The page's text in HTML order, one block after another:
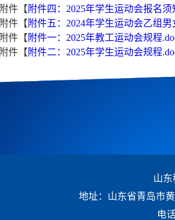
附件【 附件四：2025年学生运动会报名须
附件【 附件五：2024年学生运动会乙组
附件【 附件一：2025年教工运动会规程
附件【 附件二：2025年学生运动会规程
山东
地址：山东省青岛市
电